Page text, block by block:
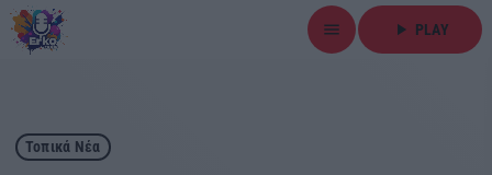
menu play_arrow PLAY
close
play_arrow ΕΡΚΟ
Τοπικά Νέα